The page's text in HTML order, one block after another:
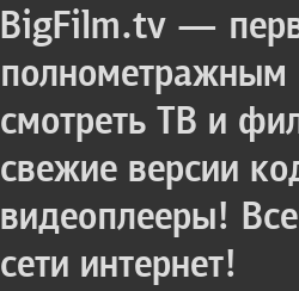
BigFilm.tv —
полнометражным
смотреть ТВ и
свежие версии
видеоплееры!
сети интернет!